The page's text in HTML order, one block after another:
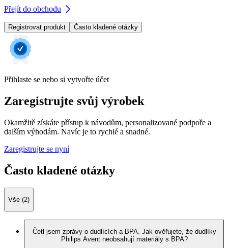
Přejít do obchodu
Registrovat produkt Často kladené otázky
Přihlaste se nebo si vytvořte účet
Zaregistrujte svůj výrobek
Okamžitě získáte přístup k návodům, personalizované podpoře a
dalším výhodám. Navíc je to rychlé a snadné.
Zaregistrujte se nyní
Často kladené otázky
Vše (2)
Četl jsem zprávy o dudlících a BPA. Jak ověřujete, že dudlíky
Philips Avent neobsahují materiály s BPA?